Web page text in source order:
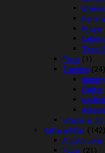
Høm
Kraver
Tisse
Pools (1)
Træning (24)
Fløjter
Vitaminer og
Katte artikler (142)
Foder (21)